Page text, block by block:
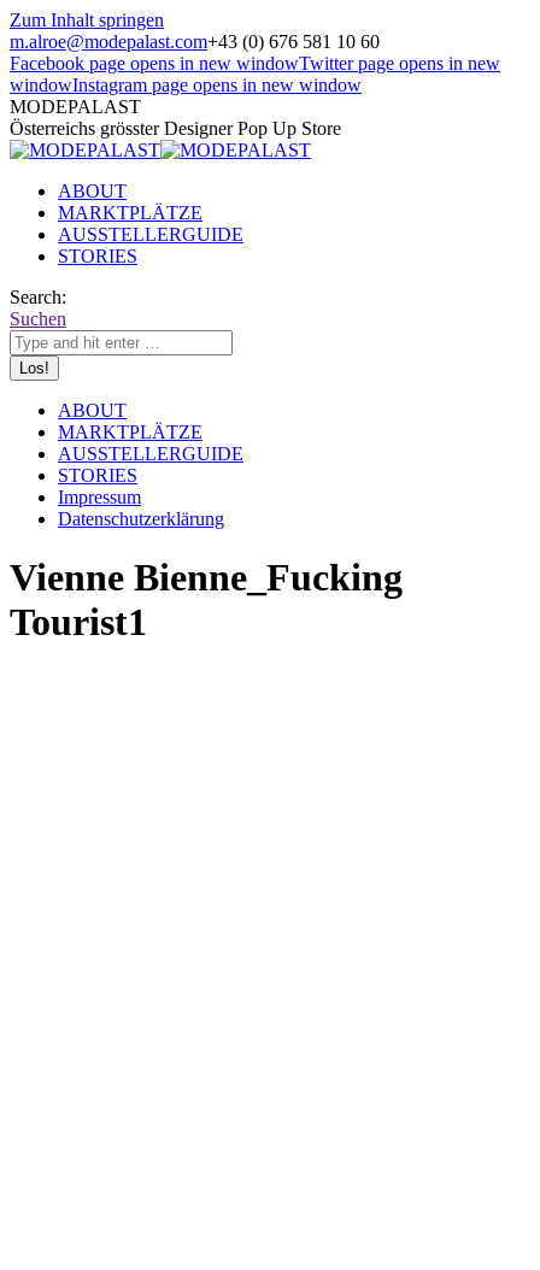
Zum Inhalt springen
m.alroe@modepalast.com+43 (0) 676 581 10 60
Facebook page opens in new windowTwitter page opens in new
windowInstagram page opens in new window
MODEPALAST
Österreichs grösster Designer Pop Up Store
ABOUT
MARKTPLÄTZE
AUSSTELLERGUIDE
STORIES
Search:
Suchen
ABOUT
MARKTPLÄTZE
AUSSTELLERGUIDE
STORIES
Impressum
Datenschutzerklärung
Vienne Bienne_Fucking
Tourist1